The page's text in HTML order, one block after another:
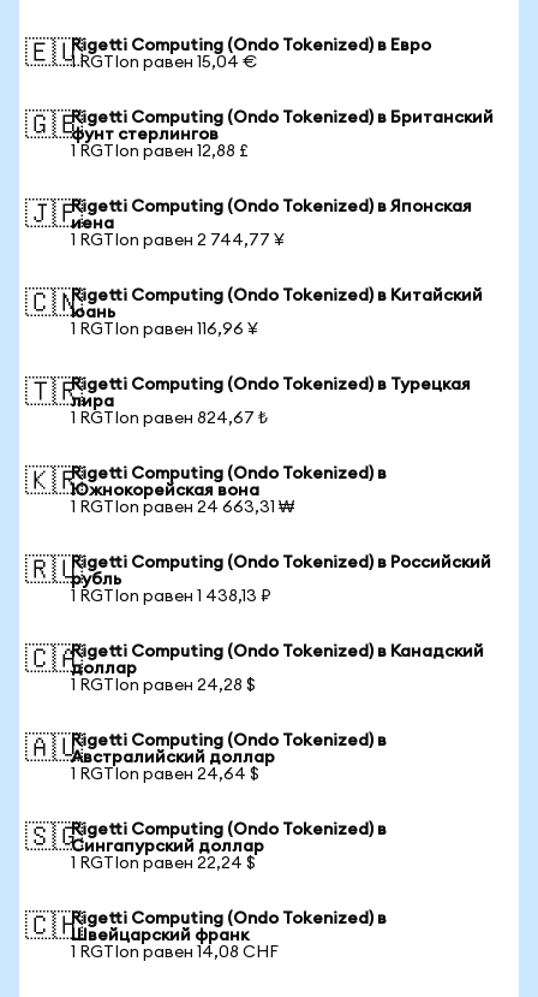
🇪🇺Rigetti Computing (Ondo Tokenized) в Евро
1 RGTIon равен 15,04 €
🇬🇧Rigetti Computing (Ondo Tokenized) в Британский
фунт стерлингов
1 RGTIon равен 12,88 £
🇯🇵Rigetti Computing (Ondo Tokenized) в Японская
иена
1 RGTIon равен 2 744,77 ¥
🇨🇳Rigetti Computing (Ondo Tokenized) в Китайский
юань
1 RGTIon равен 116,96 ¥
🇹🇷Rigetti Computing (Ondo Tokenized) в Турецкая
лира
1 RGTIon равен 824,67 ₺
🇰🇷Rigetti Computing (Ondo Tokenized) в
Южнокорейская вона
1 RGTIon равен 24 663,31 ₩
🇷🇺Rigetti Computing (Ondo Tokenized) в Российский
рубль
1 RGTIon равен 1 438,13 ₽
🇨🇦Rigetti Computing (Ondo Tokenized) в Канадский
доллар
1 RGTIon равен 24,28 $
🇦🇺Rigetti Computing (Ondo Tokenized) в
Австралийский доллар
1 RGTIon равен 24,64 $
🇸🇬Rigetti Computing (Ondo Tokenized) в
Сингапурский доллар
1 RGTIon равен 22,24 $
🇨🇭Rigetti Computing (Ondo Tokenized) в
Швейцарский франк
1 RGTIon равен 14,08 CHF